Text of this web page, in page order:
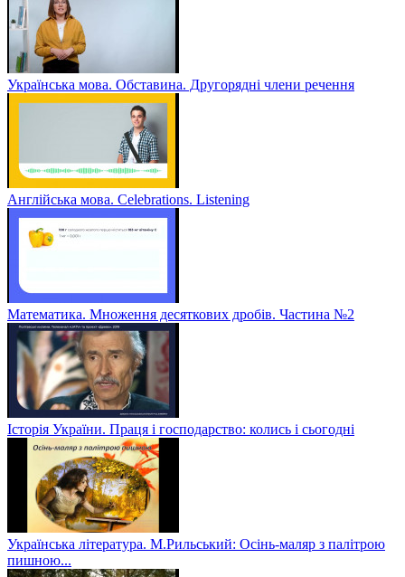
Українська мова. Обставина. Другорядні члени речення
Англійська мова. Celebrations. Listening
Математика. Множення десяткових дробів. Частина №2
Історія України. Праця і господарство: колись і сьогодні
Українська література. М.Рильський: Осінь-маляр з палітрою
пишною...